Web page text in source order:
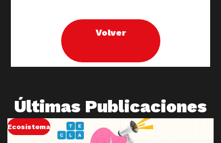
Volver
Últimas Publicaciones
Ecosistema